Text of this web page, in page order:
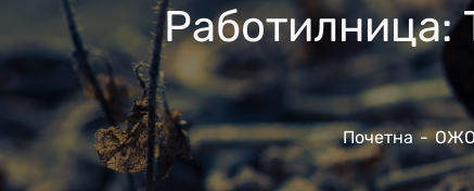
Работилница:
Почетна